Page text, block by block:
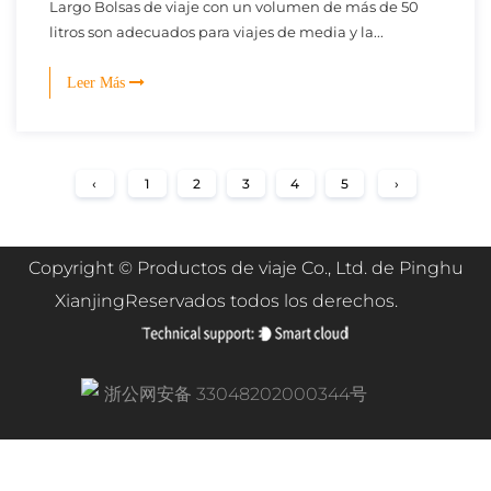
Largo Bolsas de viaje con un volumen de más de 50
litros son adecuados para viajes de media y la...
Leer Más
‹ 1 2 3 4 5 ›
Copyright © Productos de viaje Co., Ltd. de Pinghu
XianjingReservados todos los derechos.
浙公网安备 33048202000344号